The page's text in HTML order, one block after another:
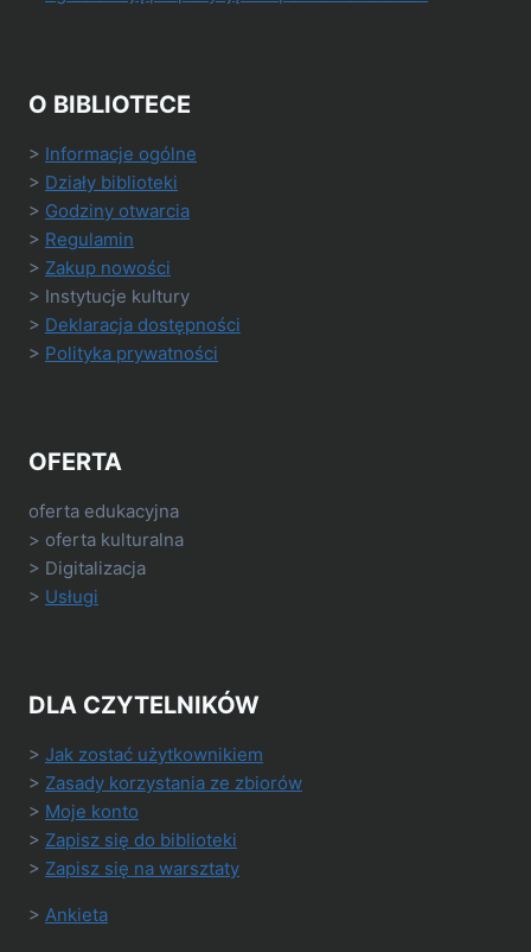
O BIBLIOTECE
> Informacje ogólne
> Działy biblioteki
> Godziny otwarcia
> Regulamin
> Zakup nowości
> Instytucje kultury
> Deklaracja dostępności
> Polityka prywatności
OFERTA
oferta edukacyjna
> oferta kulturalna
> Digitalizacja
> Usługi
DLA CZYTELNIKÓW
> Jak zostać użytkownikiem
> Zasady korzystania ze zbiorów
> Moje konto
> Zapisz się do biblioteki
> Zapisz się na warsztaty
> Ankieta